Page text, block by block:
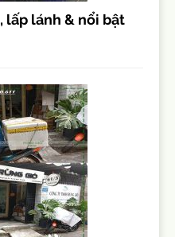
lấp lánh & nổi bật